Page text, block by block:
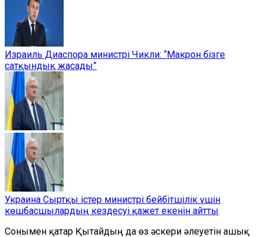
Израиль Диаспора министрі Чикли: “Макрон бізге
сатқындық жасады”
Украина Сыртқы істер министрі бейбітшілік үшін
көшбасшылардың кездесуі қажет екенін айтты
Сонымен қатар Қытайдың да өз әскери әлеуетін ашық